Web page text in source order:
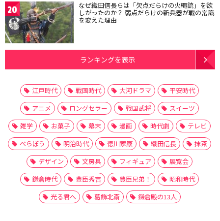
20 なぜ織田信長らは「欠点だらけの火縄銃」を欲
しがったのか？ 弱点だらけの新兵器が戦の常識
を変えた理由
ランキングを表示
江戸時代 戦国時代 大河ドラマ
平安時代
アニメ
ロングセラー 戦国武将
スイーツ
雑学
お菓子 幕末 漫画 時代劇
テレビ
べらぼう
明治時代 徳川家康 織田信長
抹茶
デザイン
文房具 フィギュア
展覧会
鎌倉時代
豊臣秀吉 豊臣兄弟！
昭和時代
光る君へ
葛飾北斎 鎌倉殿の13人